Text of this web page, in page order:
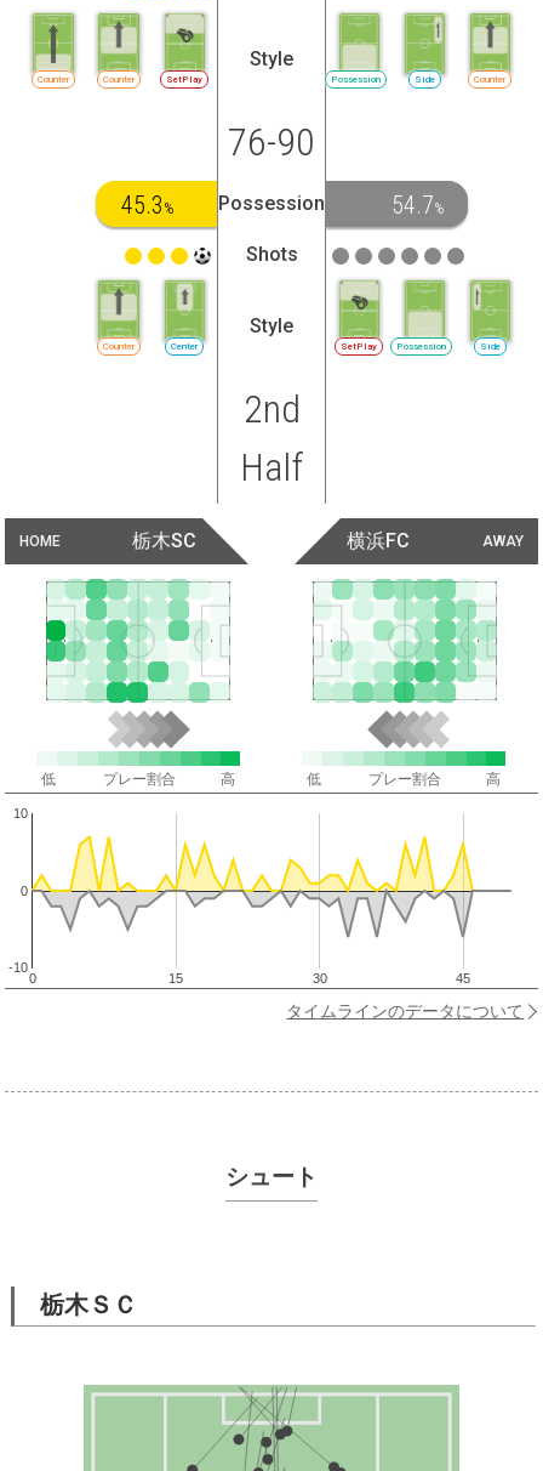
SetPlay
Counter
Counter
Style
Possession Side Counter
76-90
45.3 % Possession 54.7%
Shots
Center
Counter
Style
SetPlay Possession Side
2nd
Half
HOME 栃木SC AWAY
横浜FC
低 プレー割合 高 低 プレー割合 高
0 15 30 45
-10
0
10
タイムラインのデータについて
シュート
栃木ＳＣ